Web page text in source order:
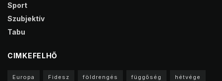
Sport
Szubjektív
Tabu
CIMKEFELHŐ
Europa Fidesz földrengés függőség hétvége